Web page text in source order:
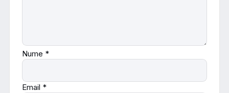
Nume *
Email *